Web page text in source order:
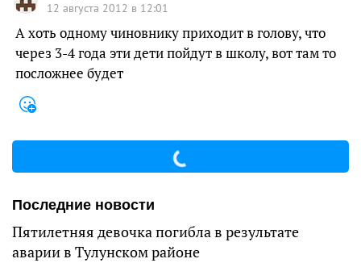
12 августа 2012 в 12:01
А хоть одному чиновнику приходит в голову, что
через 3-4 года эти дети пойдут в школу, вот там то
посложнее будет
Последние новости
Пятилетняя девочка погибла в результате
аварии в Тулунском районе